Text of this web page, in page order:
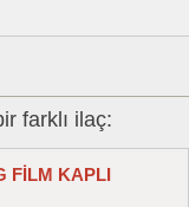
farklı ilaç:
FİLM KAPLI